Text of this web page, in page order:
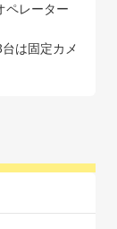
ペレーター
は固定カメ